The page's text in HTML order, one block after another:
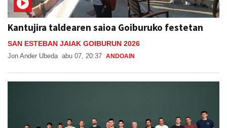
Kantujira taldearen saioa Goiburuko festetan
SAN ESTEBAN JAIAK GOIBURUN 2026
Jon Ander Ubeda abu 07, 20:37 ANDOAIN